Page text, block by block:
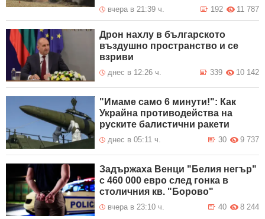
вчера в 21:39 ч. 11 787
192
Дрон нахлу в българското
въздушно пространство и се
взриви
днес в 12:26 ч. 10 142
339
"Имаме само 6 минути!": Как
Украйна противодейства на
руските балистични ракети
днес в 05:11 ч. 9 737
30
Задържаха Венци "Белия негър"
с 460 000 евро след гонка в
столичния кв. "Борово"
вчера в 23:10 ч. 8 244
40